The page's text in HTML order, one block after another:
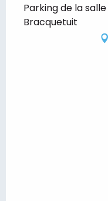
Parking de la
Bracquetuit